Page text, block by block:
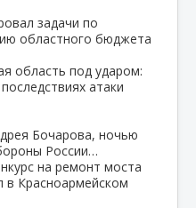
задачи по
областного бюджета
область под ударом:
атаки
Бочарова, ночью
России…
на ремонт моста
в Красноармейском